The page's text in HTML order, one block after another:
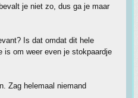
je niet zo, dus ga je maar
Is dat omdat dit hele
is om weer even je stokpaardje
Zag helemaal niemand